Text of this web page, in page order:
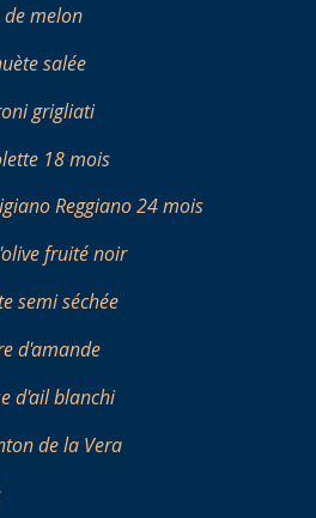
melon
salée
grigliati
18 mois
Reggiano 24 mois
fruité noir
semi séchée
d'amande
d'ail blanchi
de la Vera